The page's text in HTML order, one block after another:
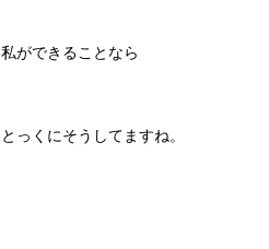
私ができることなら
とっくにそうしてますね。